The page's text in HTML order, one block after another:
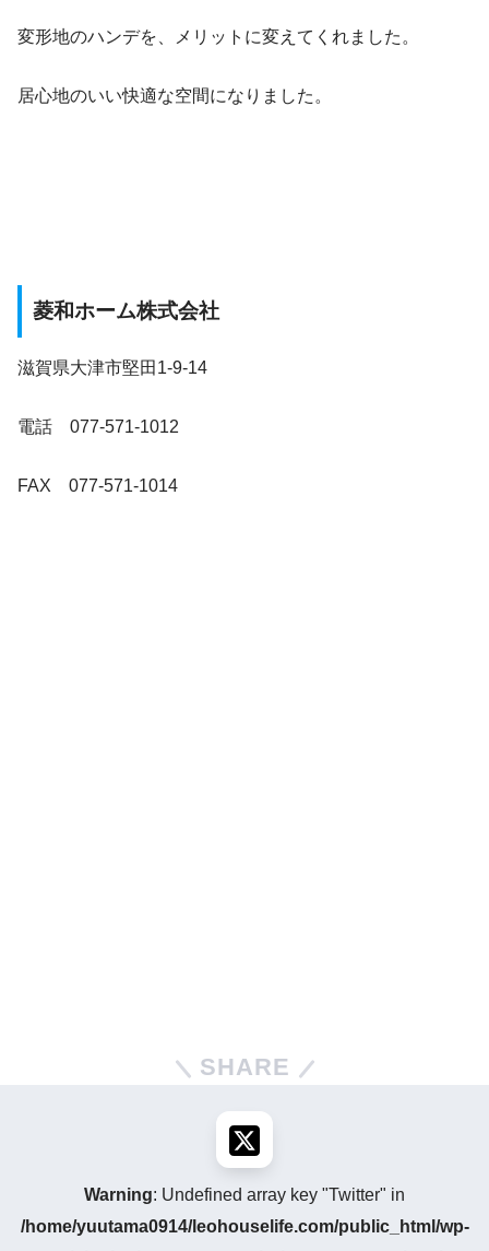
変形地のハンデを、メリットに変えてくれました。
居心地のいい快適な空間になりました。
菱和ホーム株式会社
滋賀県大津市堅田1-9-14
電話 077-571-1012
FAX 077-571-1014
SHARE
Warning: Undefined array key "Twitter" in
/home/yuutama0914/leohouselife.com/public_html/wp-